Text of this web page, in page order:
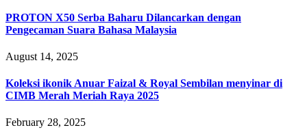
PROTON X50 Serba Baharu Dilancarkan dengan
Pengecaman Suara Bahasa Malaysia
August 14, 2025
Koleksi ikonik Anuar Faizal & Royal Sembilan menyinar di
CIMB Merah Meriah Raya 2025
February 28, 2025